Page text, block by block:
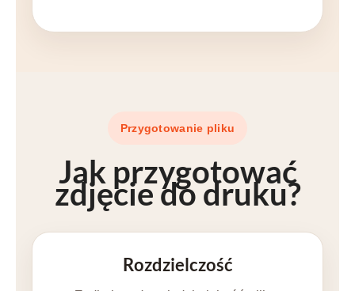
Przygotowanie pliku
Jak przygotować
zdjęcie do druku?
Rozdzielczość